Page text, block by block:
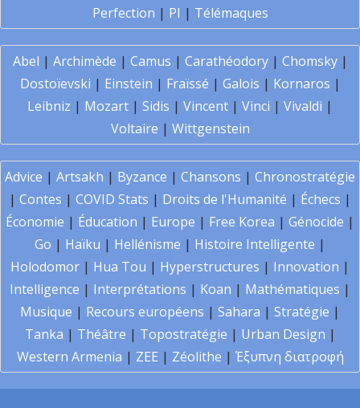
Perfection | PI | Télémaques
Abel | Archimède | Camus | Carathéodory| Chomsky|
Dostoïevski | Einstein | Fraïssé | Galois | Kornaros |
Leibniz | Mozart | Sidis | Vincent | Vinci | Vivaldi |
Voltaire | Wittgenstein
Advice | Artsakh | Byzance | Chansons | Chronostratégie
| Contes | COVID Stats | Droits de l'Humanité | Échecs |
Économie | Éducation | Europe | Free Korea | Génocide |
Go | Haïku | Hellénisme | Histoire Intelligente |
Holodomor | Hua Tou | Hyperstructures | Innovation |
Intelligence | Interprétations | Koan | Mathématiques |
Musique | Recours européens | Sahara | Stratégie |
Tanka | Théâtre | Topostratégie | Urban Design |
Western Armenia | ZEE | Zéolithe | Έξυπνη διατροφή